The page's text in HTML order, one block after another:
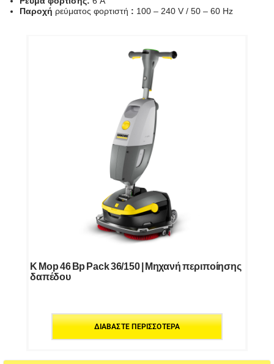
Παροχή ρεύματος φορτιστή : 100 – 240 V / 50 – 60 Hz
K Mop 46 Bp Pack 36/150 | Μηχανή περιποίησης
δαπέδου
ΔΙΑΒΆΣΤΕ ΠΕΡΙΣΣΌΤΕΡΑ